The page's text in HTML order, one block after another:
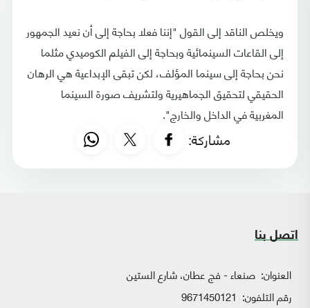
ويخلص الناقد إلى القول "إننا فعلا بحاجة إلى أن نعيد الجمهور
إلى القاعات السينمائية وبحاجة إلى الفيلم الكوميدي مثلما
نحن بحاجة إلى سينما المؤلف، لكن تبقى الإبداعية هي الرهان
الحقيقي لتحقيق الجماهيرية ولتشريف صورة السينما
المغربية في الداخل والخارج".
مشاركة:
اتصل بنا
العنوان: صنعاء - فج عطان، شارع الستين
رقم التلفون: 9671450121